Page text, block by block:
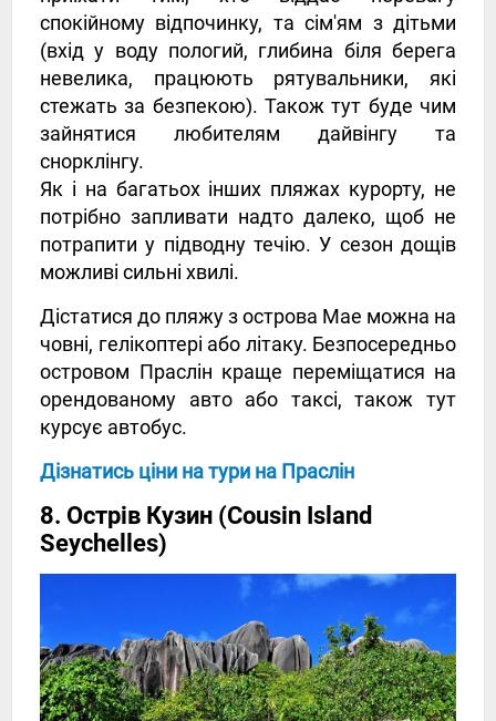
спокійному відпочинку, та сім'ям з дітьми
(вхід у воду пологий, глибина біля берега
невелика, працюють рятувальники, які
стежать за безпекою). Також тут буде чим
зайнятися любителям дайвінгу та
снорклінгу.
Як і на багатьох інших пляжах курорту, не
потрібно запливати надто далеко, щоб не
потрапити у підводну течію. У сезон дощів
можливі сильні хвилі.
Дістатися до пляжу з острова Мае можна на
човні, гелікоптері або літаку. Безпосередньо
островом Праслін краще переміщатися на
орендованому авто або таксі, також тут
курсує автобус.
Дізнатись ціни на тури на Праслін
8. Острів Кузин (Cousin Island
Seychelles)